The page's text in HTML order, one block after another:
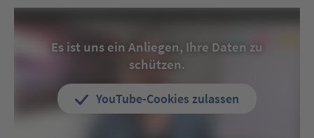
Es ist uns ein Anliegen, Ihre Daten zu
schützen.
YouTube-Cookies zulassen